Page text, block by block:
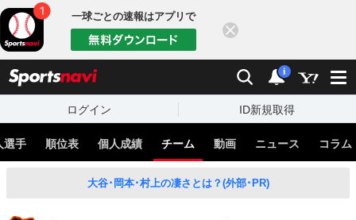
一球ごとの速報はアプリで
検索 通知
i
ログイン ID新規取得
選手 順位表 個人成績 チーム 動画 ニュース コラム
大谷･岡本･村上の凄さとは？(外部･PR)